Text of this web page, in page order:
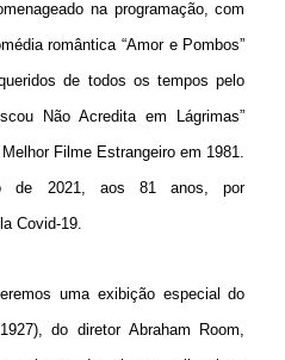
na programação, com
romântica “Amor e Pombos”
de todos os tempos pelo
Não Acredita em Lágrimas”
Filme Estrangeiro em 1981.
de 2021, aos 81 anos, por
Covid-19.
uma exibição especial do
do diretor Abraham Room,